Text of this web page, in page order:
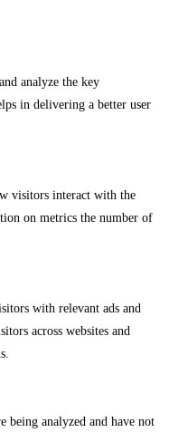
analyze the key
in delivering a better user
visitors interact with the
on metrics the number of
with relevant ads and
across websites and
being analyzed and have not